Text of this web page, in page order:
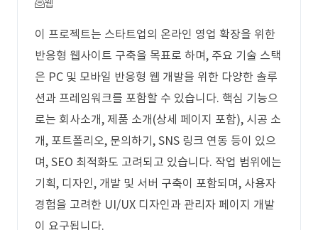
웹
이 프로젝트는 스타트업의 온라인 영업 확장을 위한
반응형 웹사이트 구축을 목표로 하며, 주요 기술 스택
은 PC 및 모바일 반응형 웹 개발을 위한 다양한 솔루
션과 프레임워크를 포함할 수 있습니다. 핵심 기능으
로는 회사소개, 제품 소개(상세 페이지 포함), 시공 소
개, 포트폴리오, 문의하기, SNS 링크 연동 등이 있으
며, SEO 최적화도 고려되고 있습니다. 작업 범위에는
기획, 디자인, 개발 및 서버 구축이 포함되며, 사용자
경험을 고려한 UI/UX 디자인과 관리자 페이지 개발
이 요구됩니다.